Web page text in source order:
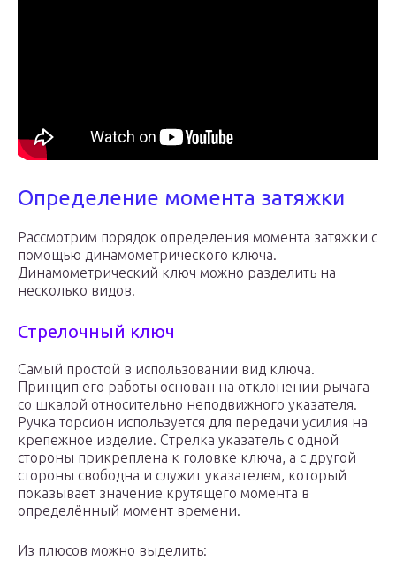
Определение момента затяжки
Рассмотрим порядок определения момента затяжки с
помощью динамометрического ключа.
Динамометрический ключ можно разделить на
несколько видов.
Стрелочный ключ
Самый простой в использовании вид ключа.
Принцип его работы основан на отклонении рычага
со шкалой относительно неподвижного указателя.
Ручка торсион используется для передачи усилия на
крепежное изделие. Стрелка указатель с одной
стороны прикреплена к головке ключа, а с другой
стороны свободна и служит указателем, который
показывает значение крутящего момента в
определённый момент времени.
Из плюсов можно выделить: